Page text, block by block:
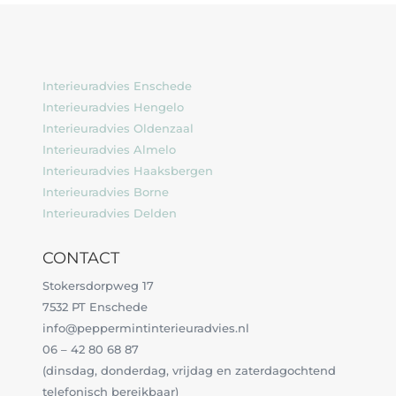
Interieuradvies Enschede
Interieuradvies Hengelo
Interieuradvies Oldenzaal
Interieuradvies Almelo
Interieuradvies Haaksbergen
Interieuradvies Borne
Interieuradvies Delden
CONTACT
Stokersdorpweg 17
7532 PT Enschede
info@peppermintinterieuradvies.nl
06 – 42 80 68 87
(dinsdag, donderdag, vrijdag en zaterdagochtend
telefonisch bereikbaar)